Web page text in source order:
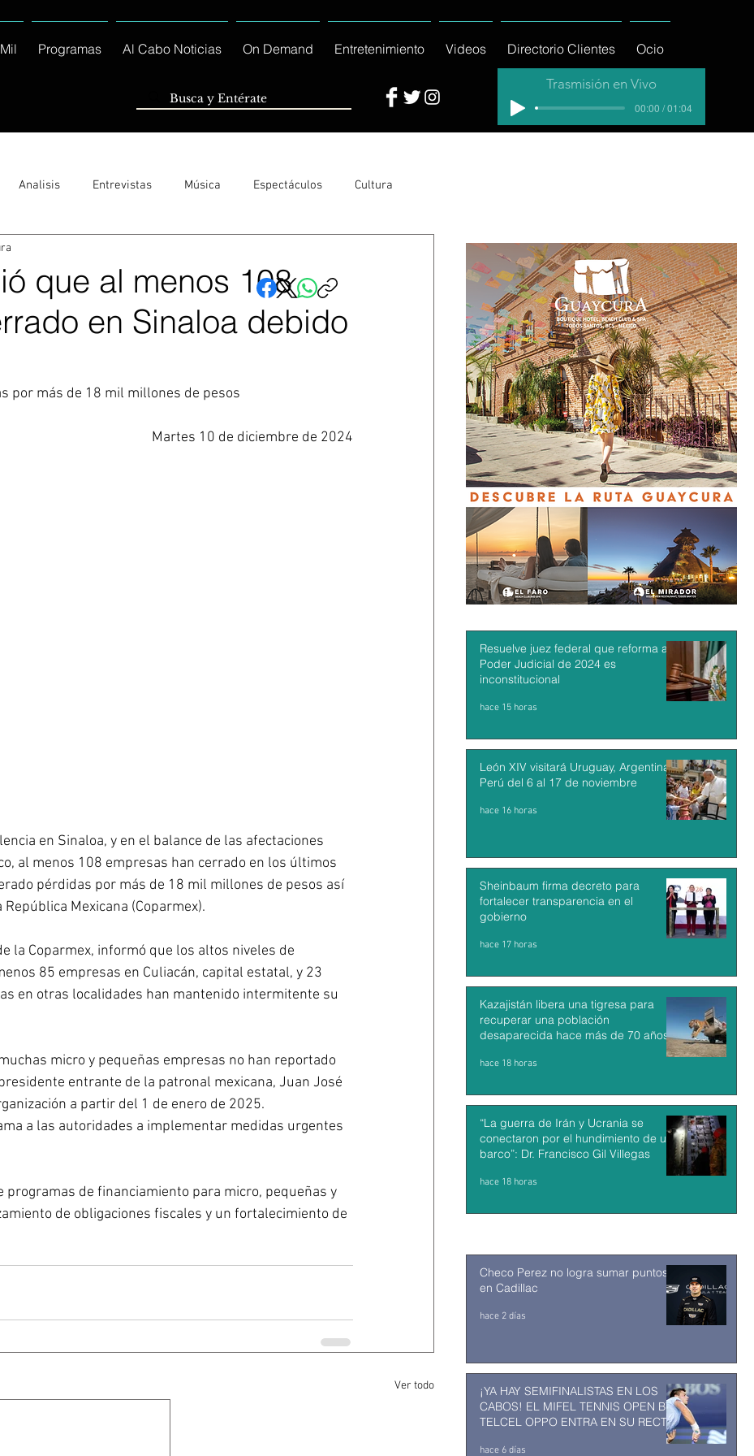
Programas Al Cabo Noticias On Demand Entretenimiento Videos Directorio Clientes Ocio
Trasmisión en Vivo
00:00 / 01:04
Analisis Entrevistas Música Espectáculos Cultura
Columnas Locales Los Cabos Servicio Social
que al menos 108
en Sinaloa debido
por más de 18 mil millones de pesos
Martes 10 de diciembre de 2024
en Sinaloa, y en el balance de las afectaciones
al menos 108 empresas han cerrado en los últimos
pérdidas por más de 18 mil millones de pesos así
Mexicana (Coparmex).
la Coparmex, informó que los altos niveles de
85 empresas en Culiacán, capital estatal, y 23
en otras localidades han mantenido intermitente su
micro y pequeñas empresas no han reportado
entrante de la patronal mexicana, Juan José
a partir del 1 de enero de 2025.
a las autoridades a implementar medidas urgentes
de financiamiento para micro, pequeñas y
de obligaciones fiscales y un fortalecimiento de
Ver todo
Resuelve juez federal que reforma al
Poder Judicial de 2024 es
inconstitucional
hace 15 horas
León XIV visitará Uruguay, Argentina y
Perú del 6 al 17 de noviembre
hace 16 horas
Sheinbaum firma decreto para
fortalecer transparencia en el
gobierno
hace 17 horas
Kazajistán libera una tigresa para
recuperar una población
desaparecida hace más de 70 años
hace 18 horas
“La guerra de Irán y Ucrania se
conectaron por el hundimiento de un
barco”: Dr. Francisco Gil Villegas
hace 18 horas
Checo Perez no logra sumar puntos
en Cadillac
hace 2 días
¡YA HAY SEMIFINALISTAS EN LOS
CABOS! EL MIFEL TENNIS OPEN BY
TELCEL OPPO ENTRA EN SU RECTA
hace 6 días